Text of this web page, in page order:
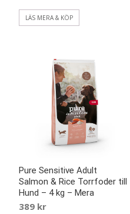
LÄS MERA & KÖP
Pure Sensitive Adult
Salmon & Rice Torrfoder till
Hund – 4 kg – Mera
389 kr